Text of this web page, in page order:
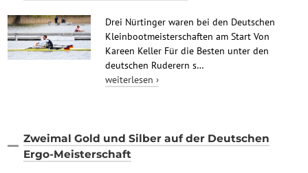
Drei Nürtinger waren bei den Deutschen
Kleinbootmeisterschaften am Start Von
Kareen Keller Für die Besten unter den
deutschen Ruderern s…
weiterlesen ›
Zweimal Gold und Silber auf der Deutschen
Ergo-Meisterschaft